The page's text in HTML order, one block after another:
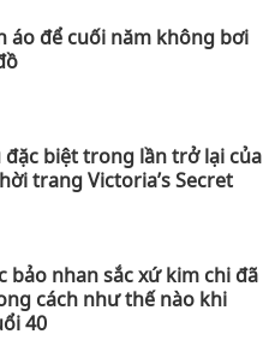
áo để cuối năm không bơi
biệt trong lần trở lại của
trang Victoria’s Secret
bảo nhan sắc xứ kim chi đã
cách như thế nào khi
40